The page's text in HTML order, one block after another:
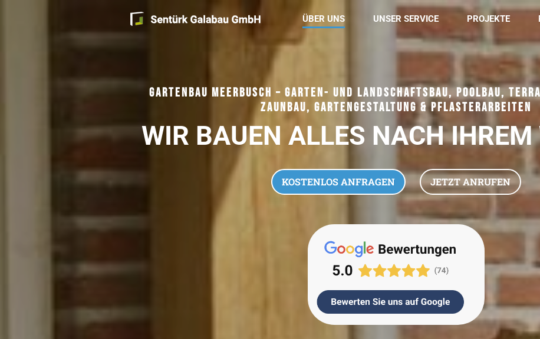
ÜBER UNS UNSER SERVICE PROJEKTE
GARTENBAU MEERBUSCH – GARTEN- UND LANDSCHAFTSBAU, POOLBAU,
ZAUNBAU, GARTENGESTALTUNG & PFLASTERARBEITEN
WIR BAUEN ALLES NACH
KOSTENLOS ANFRAGEN JETZT ANRUFEN